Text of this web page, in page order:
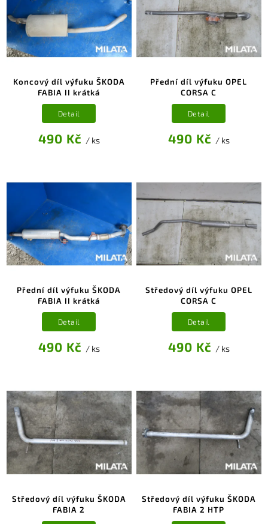
Koncový díl výfuku ŠKODA
FABIA II krátká
490 Kč / ks
Detail
Přední díl výfuku OPEL
CORSA C
490 Kč / ks
Detail
Přední díl výfuku ŠKODA
FABIA II krátká
490 Kč / ks
Detail
Středový díl výfuku OPEL
CORSA C
490 Kč / ks
Detail
Středový díl výfuku ŠKODA
FABIA 2
Středový díl výfuku ŠKODA
FABIA 2 HTP